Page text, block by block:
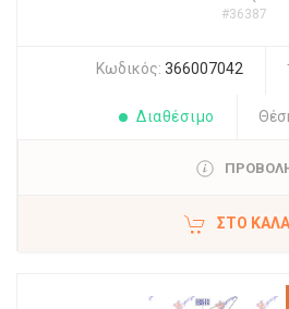
#36387
Κωδικός: 366007042
Διαθέσιμο
ΣΤΟ